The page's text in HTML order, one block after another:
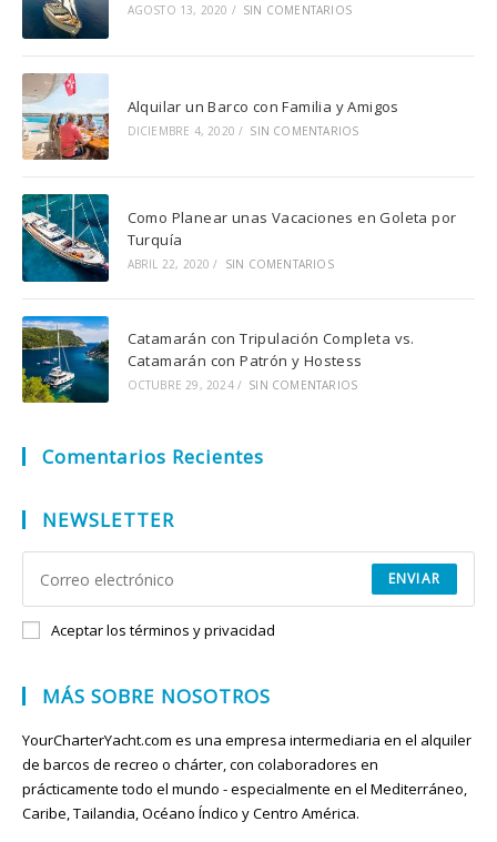
AGOSTO 13, 2020 / SIN COMENTARIOS
Alquilar un Barco con Familia y Amigos
DICIEMBRE 4, 2020 / SIN COMENTARIOS
Como Planear unas Vacaciones en Goleta por
Turquía
ABRIL 22, 2020 / SIN COMENTARIOS
Catamarán con Tripulación Completa vs.
Catamarán con Patrón y Hostess
OCTUBRE 29, 2024 / SIN COMENTARIOS
Comentarios Recientes
NEWSLETTER
ENVIAR
Aceptar los términos y privacidad
MÁS SOBRE NOSOTROS
YourCharterYacht.com es una empresa intermediaria en el alquiler
de barcos de recreo o chárter, con colaboradores en
prácticamente todo el mundo - especialmente en el Mediterráneo,
Caribe, Tailandia, Océano Índico y Centro América.